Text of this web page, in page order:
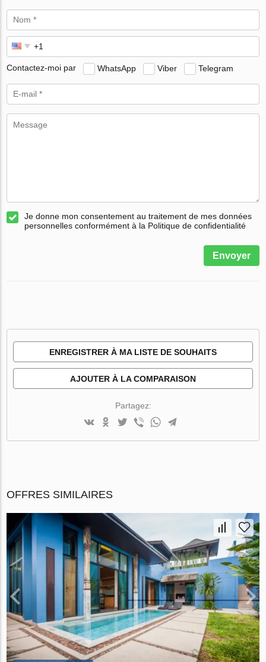
Contactez-moi par WhatsApp Viber Telegram
Je donne mon consentement au traitement de mes données
personnelles conformément à la Politique de confidentialité
Envoyer
ENREGISTRER À MA LISTE DE SOUHAITS
AJOUTER À LA COMPARAISON
Partagez:
OFFRES SIMILAIRES